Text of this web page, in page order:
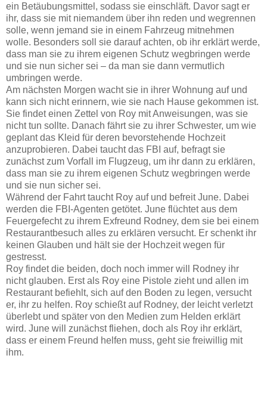
ein Betäubungsmittel, sodass sie einschläft. Davor sagt er
ihr, dass sie mit niemandem über ihn reden und wegrennen
solle, wenn jemand sie in einem Fahrzeug mitnehmen
wolle. Besonders soll sie darauf achten, ob ihr erklärt werde,
dass man sie zu ihrem eigenen Schutz wegbringen werde
und sie nun sicher sei – da man sie dann vermutlich
umbringen werde.
Am nächsten Morgen wacht sie in ihrer Wohnung auf und
kann sich nicht erinnern, wie sie nach Hause gekommen ist.
Sie findet einen Zettel von Roy mit Anweisungen, was sie
nicht tun sollte. Danach fährt sie zu ihrer Schwester, um wie
geplant das Kleid für deren bevorstehende Hochzeit
anzuprobieren. Dabei taucht das FBI auf, befragt sie
zunächst zum Vorfall im Flugzeug, um ihr dann zu erklären,
dass man sie zu ihrem eigenen Schutz wegbringen werde
und sie nun sicher sei.
Während der Fahrt taucht Roy auf und befreit June. Dabei
werden die FBI-Agenten getötet. June flüchtet aus dem
Feuergefecht zu ihrem Exfreund Rodney, dem sie bei einem
Restaurantbesuch alles zu erklären versucht. Er schenkt ihr
keinen Glauben und hält sie der Hochzeit wegen für
gestresst.
Roy findet die beiden, doch noch immer will Rodney ihr
nicht glauben. Erst als Roy eine Pistole zieht und allen im
Restaurant befiehlt, sich auf den Boden zu legen, versucht
er, ihr zu helfen. Roy schießt auf Rodney, der leicht verletzt
überlebt und später von den Medien zum Helden erklärt
wird. June will zunächst fliehen, doch als Roy ihr erklärt,
dass er einem Freund helfen muss, geht sie freiwillig mit
ihm.